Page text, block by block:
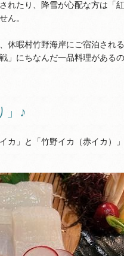
れたり、降雪が心配な方は「
ん。
休暇村竹野海岸にご宿泊され
」にちなんだ一品料理がある
」♪
カ」と「竹野イカ（赤イカ）